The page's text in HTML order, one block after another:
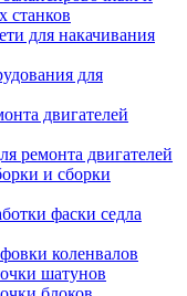
для накачивания
для
двигателей
ремонта двигателей
и сборки
фаски седла
коленвалов
шатунов